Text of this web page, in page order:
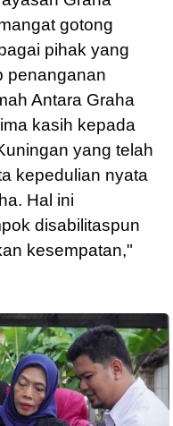
gotong
pihak yang
penanganan
Antara Graha
kasih kepada
yang telah
kepedulian nyata
Hal ini
disabilitaspun
kesempatan,"